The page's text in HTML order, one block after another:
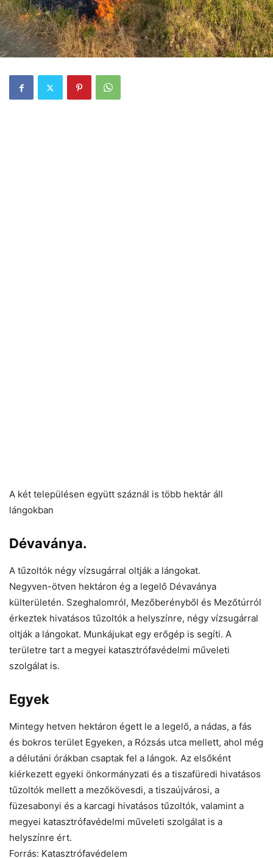
A két településen együtt száznál is több hektár áll
lángokban
Dévaványa.
A tűzoltók négy vízsugárral oltják a lángokat.
Negyven-ötven hektáron ég a legelő Dévaványa
külterületén. Szeghalomról, Mezőberényből és Mezőtúrról
érkeztek hivatásos tűzoltók a helyszínre, négy vízsugárral
oltják a lángokat. Munkájukat egy erőgép is segíti. A
területre tart a megyei katasztrófavédelmi műveleti
szolgálat is.
Egyek
Mintegy hetven hektáron égett le a legelő, a nádas, a fás
és bokros terület Egyeken, a Rózsás utca mellett, ahol még
a délutáni órákban csaptak fel a lángok. Az elsőként
kiérkezett egyeki önkormányzati és a tiszafüredi hivatásos
tűzoltók mellett a mezőkövesdi, a tiszaújvárosi, a
füzesabonyi és a karcagi hivatásos tűzoltók, valamint a
megyei katasztrófavédelmi műveleti szolgálat is a
helyszínre ért.
Forrás: Katasztrófavédelem